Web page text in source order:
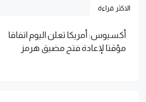
الاكثر قراءة
أكسيوس: أمريكا تعلن اليوم اتفاقا
مؤقتا لإعادة فتح مضيق هرمز